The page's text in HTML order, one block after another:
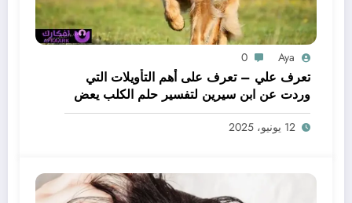
Aya
0
تعرف علي – تعرف على أهم التأويلات التي
وردت عن ابن سيرين لتفسير حلم الكلب يعض
يدي – بالتفصيل
12 يونيو، 2025